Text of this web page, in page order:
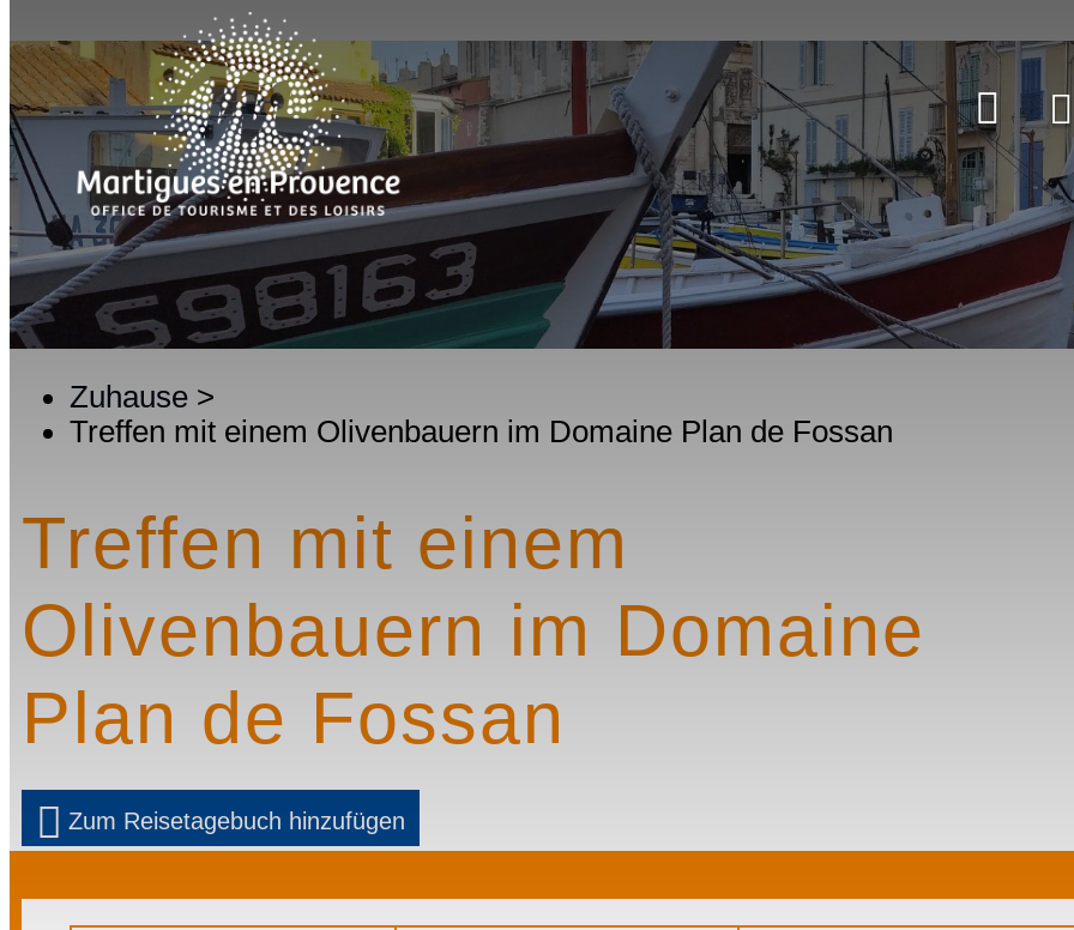
Zuhause >
Treffen mit einem Olivenbauern im Domaine Plan de Fossan
Treffen mit einem
Olivenbauern im Domaine
Plan de Fossan
Zum Reisetagebuch hinzufügen